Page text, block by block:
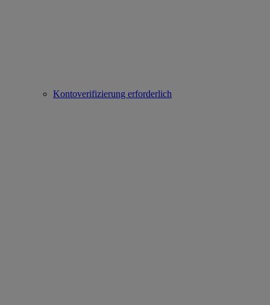
Kontoverifizierung erforderlich